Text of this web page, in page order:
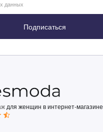
данных
Подписаться
для женщин в интернет-магазине